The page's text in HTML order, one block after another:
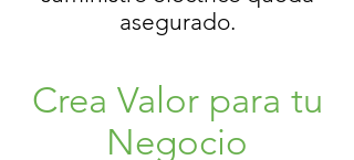
asegurado.
Crea Valor para tu
Negocio